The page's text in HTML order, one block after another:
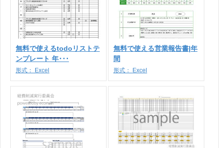
無料で使えるtodoリストテ
ンプレート 年･･･
形式： Excel
無料で使える営業報告書|年
間
形式： Excel